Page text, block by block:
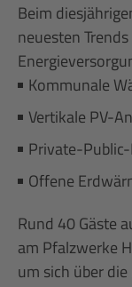
Beim
neuesten
Kommunale
Vertikale PV-
Private-
Offene
Rund 40 Gäste
am Pfalzwerke
um sich über